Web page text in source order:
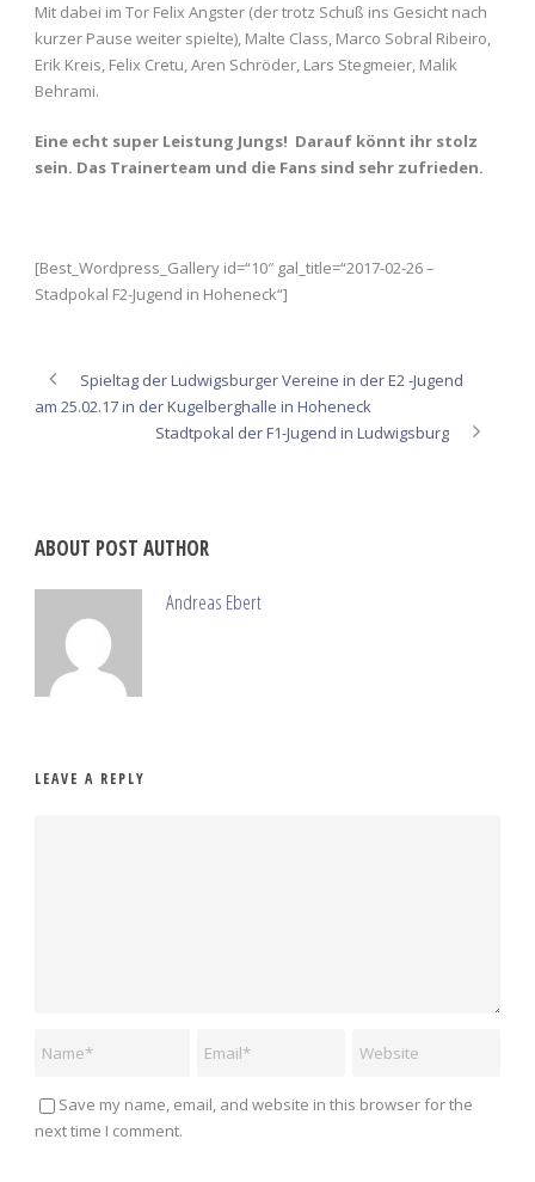
Mit dabei im Tor Felix Angster (der trotz Schuß ins Gesicht nach
kurzer Pause weiter spielte), Malte Class, Marco Sobral Ribeiro,
Erik Kreis, Felix Cretu, Aren Schröder, Lars Stegmeier, Malik
Behrami.
Eine echt super Leistung Jungs! Darauf könnt ihr stolz
sein. Das Trainerteam und die Fans sind sehr zufrieden.
[Best_Wordpress_Gallery id=“10″ gal_title=“2017-02-26 –
Stadpokal F2-Jugend in Hoheneck“]
Spieltag der Ludwigsburger Vereine in der E2 -Jugend
am 25.02.17 in der Kugelberghalle in Hoheneck
Stadtpokal der F1-Jugend in Ludwigsburg
ABOUT POST AUTHOR
Andreas Ebert
LEAVE A REPLY
Save my name, email, and website in this browser for the
next time I comment.